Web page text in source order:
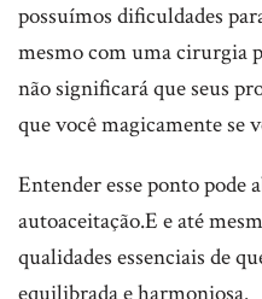
possuímos dificuldades
mesmo com uma cirurgia
não significará que seus
que você magicamente se
Entender esse ponto pode
autoaceitação.E e até
qualidades essenciais de